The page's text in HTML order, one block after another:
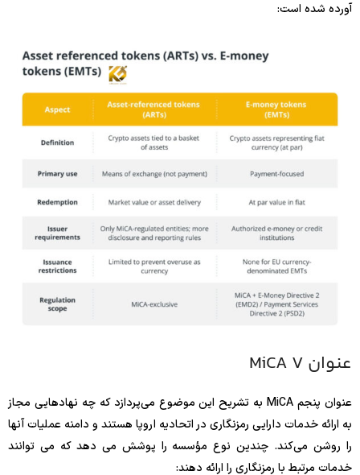
آورده شده است:
عنوان MiCA V
عنوان پنجم MiCA به تشریح این موضوع می‌پردازد که چه نهادهایی مجاز
به ارائه خدمات دارایی رمزنگاری در اتحادیه اروپا هستند و دامنه عملیات آنها
را روشن می‌کند. چندین نوع مؤسسه را پوشش می دهد که می توانند
خدمات مرتبط با رمزنگاری را ارائه دهند: